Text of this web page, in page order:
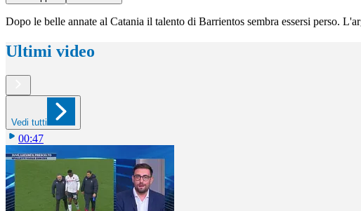
Dopo le belle annate al Catania il talento di Barrientos sembra essersi perso.
Ultimi video
Vedi tutti
00:47